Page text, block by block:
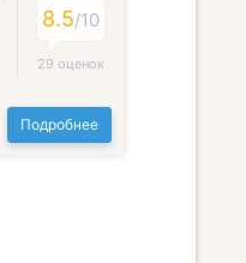
8.5/10
29 оценок
Подробнее